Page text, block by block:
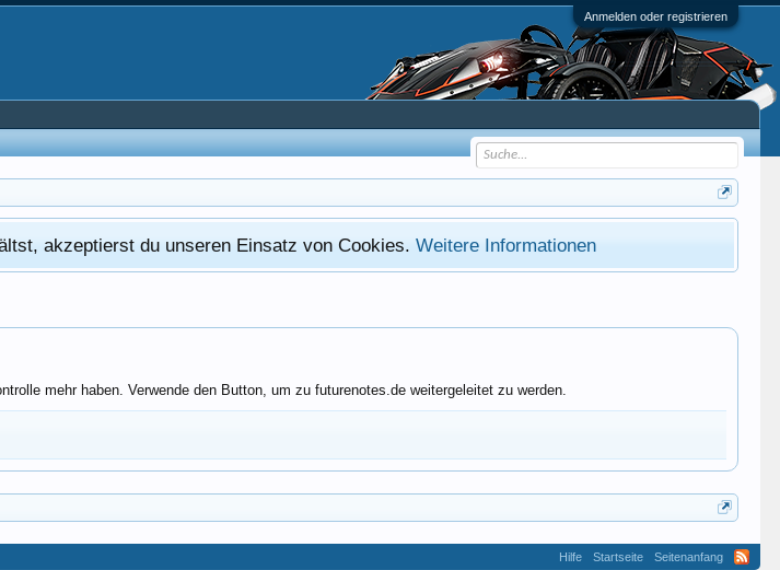
Anmelden oder registrieren
akzeptierst du unseren Einsatz von Cookies.Weitere Informationen
mehr haben. Verwende den Button, um zu futurenotes.de weitergeleitet zu werden.
Hilfe Startseite
Seitenanfang